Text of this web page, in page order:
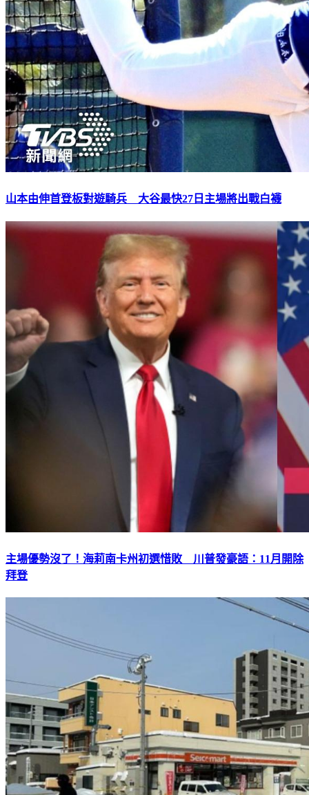
山本由伸首登板對遊騎兵 大谷最快27日主場將出戰白襪
主場優勢沒了！海莉南卡州初選惜敗 川普發豪語：11月開除
拜登